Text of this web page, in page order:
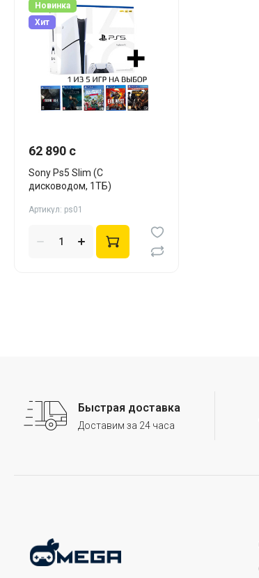
Новинка
Хит
62 890 c
Sony Ps5 Slim (С
дисководом, 1ТБ)
Артикул: ps01
Быстрая доставка
Доставим за 24 часа